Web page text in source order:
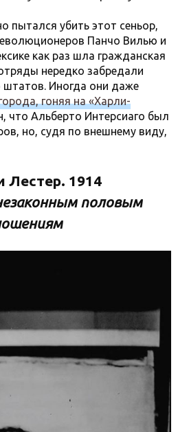
пытался убить этот сеньор,
Панчо Вилью и
как раз шла гражданская
нередко забредали
штатов. Иногда они даже
гоняя на «Харли-
что Альберто Интерсиаго был
но, судя по внешнему виду,
Лестер. 1914
половым